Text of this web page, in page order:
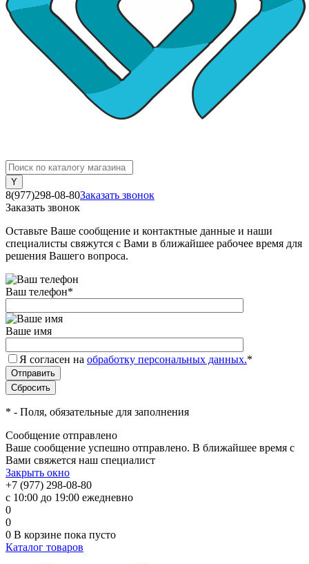
8(977)298-08-80Заказать звонок
Заказать звонок
Оставьте Ваше сообщение и контактные данные и наши
специалисты свяжутся с Вами в ближайшее рабочее время для
решения Вашего вопроса.
Ваш телефон*
Ваше имя
Я согласен на обработку персональных данных.*
* - Поля, обязательные для заполнения
Сообщение отправлено
Ваше сообщение успешно отправлено. В ближайшее время с
Вами свяжется наш специалист
Закрыть окно
+7 (977) 298-08-80
с 10:00 до 19:00 ежедневно
0
0
0 В корзине пока пусто
Каталог товаров